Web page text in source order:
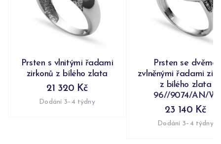
Prsten s vlnitými řadami
zirkonů z bílého zlata
21 320 Kč
Dodání 3–4 týdny
Prsten se dvěma
zvlněnými řadami
z bílého zlata
96//9074/AN/W
23 140 Kč
Dodání 3–4 týdny